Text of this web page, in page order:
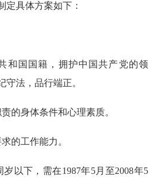
定具体方案如下：
和国国籍，拥护中国共产党的领
守法，品行端正。
的身体条件和心理素质。
的工作能力。
以下，需在1987年5月至2008年5